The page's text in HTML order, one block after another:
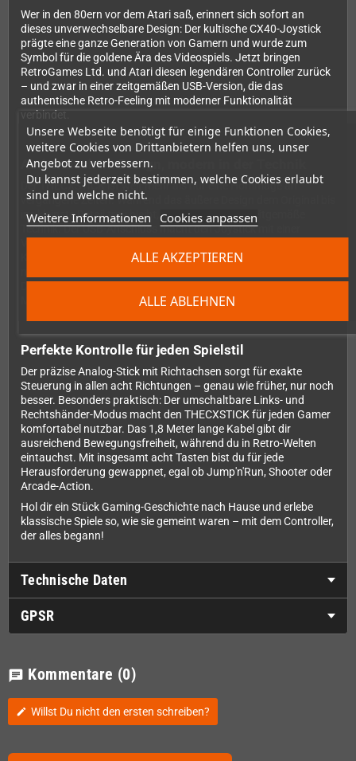
Unsere Webseite benötigt für einige Funktionen Cookies,
weitere Cookies von Drittanbietern helfen uns, unser
Angebot zu verbessern.
Du kannst jederzeit bestimmen, welche Cookies erlaubt
sind und welche nicht.
Weitere Informationen Cookies anpassen
ALLE ABLEHNEN
ALLE AKZEPTIEREN
Wer in den 80ern vor dem Atari saß, erinnert sich sofort an
dieses unverwechselbare Design: Der kultische CX40-Joystick
prägte eine ganze Generation von Gamern und wurde zum
Symbol für die goldene Ära des Videospiels. Jetzt bringen
RetroGames Ltd. und Atari diesen legendären Controller zurück
– und zwar in einer zeitgemäßen USB-Version, die das
authentische Retro-Feeling mit moderner Funktionalität
verbindet.
Authentisch im Design, modern in der Technik
Der THECXSTICK ist weit mehr als nur eine Hommage an
vergangene Zeiten. Während das äußere Design dem Original bis
ins kleinste Detail treu bleibt, steckt im Inneren zeitgemäße
Technik. Der USB-Anschluss macht den Joystick mit einer
Klassiker auf dem PC zockst oder andere USB-fähige Systeme
Möglichkeiten als sein historisches Vorbild.
Perfekte Kontrolle für jeden Spielstil
Der präzise Analog-Stick mit Richtachsen sorgt für exakte
Steuerung in allen acht Richtungen – genau wie früher, nur noch
besser. Besonders praktisch: Der umschaltbare Links- und
Rechtshänder-Modus macht den THECXSTICK für jeden Gamer
komfortabel nutzbar. Das 1,8 Meter lange Kabel gibt dir
ausreichend Bewegungsfreiheit, während du in Retro-Welten
eintauchst. Mit insgesamt acht Tasten bist du für jede
Herausforderung gewappnet, egal ob Jump'n'Run, Shooter oder
Arcade-Action.
Hol dir ein Stück Gaming-Geschichte nach Hause und erlebe
klassische Spiele so, wie sie gemeint waren – mit dem Controller,
der alles begann!
Technische Daten
GPSR
chat Kommentare (0)
edit Willst Du nicht den ersten schreiben?